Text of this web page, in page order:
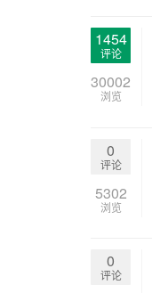
1454
评论
30002
浏览
0
评论
5302
浏览
0
评论